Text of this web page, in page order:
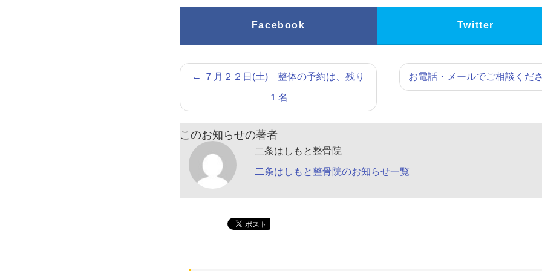
Facebook Twitter
←
７月２２日(土) 整体の予約は、残り
１名
お電話・メールでご相談くだ
このお知らせの著者
二条はしもと整骨院
二条はしもと整骨院のお知らせ一覧